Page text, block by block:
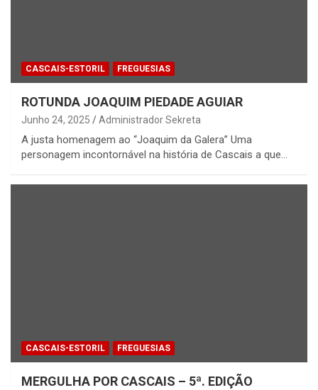
CASCAIS-ESTORIL FREGUESIAS
ROTUNDA JOAQUIM PIEDADE AGUIAR
Junho 24, 2025 Administrador Sekreta
A justa homenagem ao “Joaquim da Galera” Uma
personagem incontornável na história de Cascais a que…
CASCAIS-ESTORIL FREGUESIAS
MERGULHA POR CASCAIS – 5ª. EDIÇÃO